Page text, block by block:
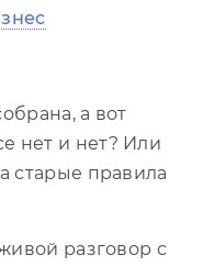
а вот
нет и нет? Или
старые правила
разговор с